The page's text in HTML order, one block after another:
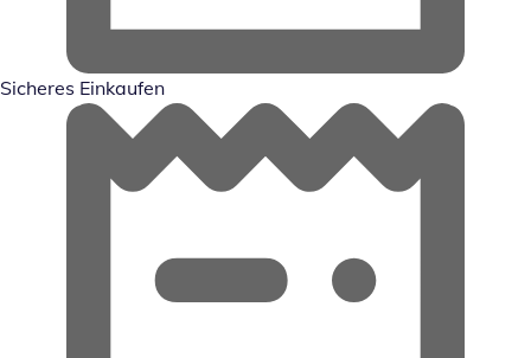
Sicheres Einkaufen